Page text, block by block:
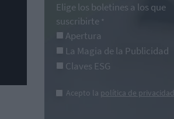
Elige los boletines a los que
suscribirte *
Apertura
La Magia de la Publicidad
Claves ESG
Acepto la política de privacidad